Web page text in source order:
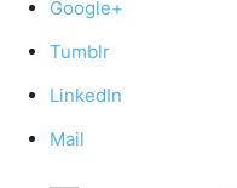
Google+
Tumblr
LinkedIn
Mail